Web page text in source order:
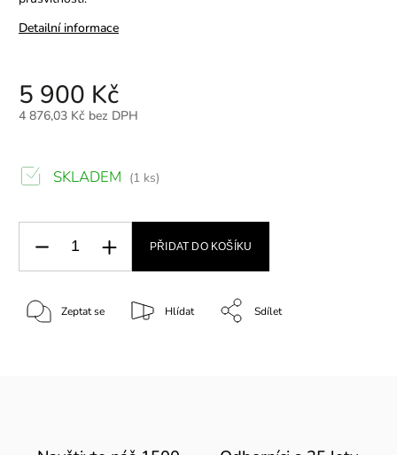
Detailní informace
5 900 Kč
4 876,03 Kč bez DPH
SKLADEM (1 ks)
PŘIDAT DO KOŠÍKU
Zeptat se Hlídat Sdílet